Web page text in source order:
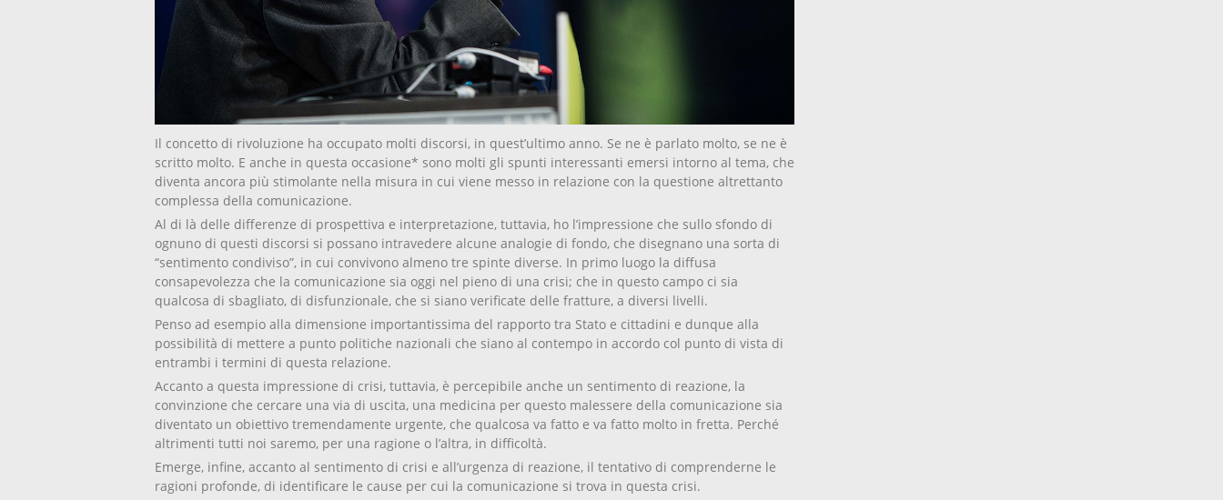
Il concetto di rivoluzione ha occupato molti discorsi, in quest’ultimo anno. Se ne è parlato molto, se ne è
scritto molto. E anche in questa occasione* sono molti gli spunti interessanti emersi intorno al tema, che
diventa ancora più stimolante nella misura in cui viene messo in relazione con la questione altrettanto
complessa della comunicazione.
Al di là delle differenze di prospettiva e interpretazione, tuttavia, ho l’impressione che sullo sfondo di
ognuno di questi discorsi si possano intravedere alcune analogie di fondo, che disegnano una sorta di
“sentimento condiviso”, in cui convivono almeno tre spinte diverse. In primo luogo la diffusa
consapevolezza che la comunicazione sia oggi nel pieno di una crisi; che in questo campo ci sia
qualcosa di sbagliato, di disfunzionale, che si siano verificate delle fratture, a diversi livelli.
Penso ad esempio alla dimensione importantissima del rapporto tra Stato e cittadini e dunque alla
possibilità di mettere a punto politiche nazionali che siano al contempo in accordo col punto di vista di
entrambi i termini di questa relazione.
Accanto a questa impressione di crisi, tuttavia, è percepibile anche un sentimento di reazione, la
convinzione che cercare una via di uscita, una medicina per questo malessere della comunicazione sia
diventato un obiettivo tremendamente urgente, che qualcosa va fatto e va fatto molto in fretta. Perché
altrimenti tutti noi saremo, per una ragione o l’altra, in difficoltà.
Emerge, infine, accanto al sentimento di crisi e all’urgenza di reazione, il tentativo di comprenderne le
ragioni profonde, di identificare le cause per cui la comunicazione si trova in questa crisi.